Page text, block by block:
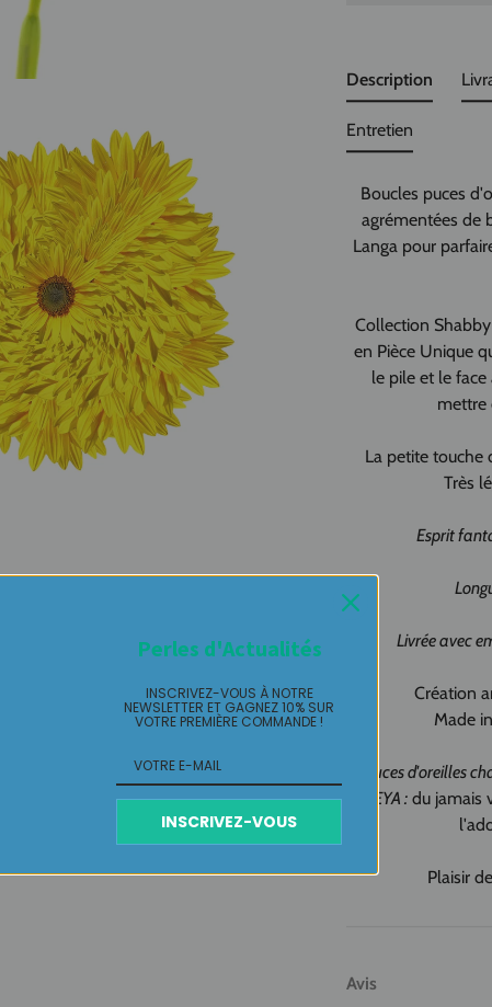
Description
Boucles puces
agrémentées de
Langa pour
Collection
en Pièce Unique
le pile et le
mettre
La petite touche
Très
Esprit
Livrée avec
Création
Made
Puces d'oreilles
IKEYA : du jamais
Plaisir
Entretien
Avis
Perles d'Actualités
INSCRIVEZ-VOUS À NOTRE
NEWSLETTER ET GAGNEZ 10% SUR
VOTRE PREMIÈRE COMMANDE !
INSCRIVEZ-VOUS